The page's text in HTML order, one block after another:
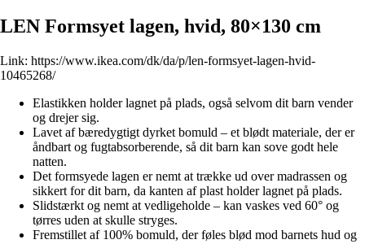
LEN Formsyet lagen, hvid, 80×130 cm
Link: https://www.ikea.com/dk/da/p/len-formsyet-lagen-hvid-
10465268/
Elastikken holder lagnet på plads, også selvom dit barn vender
og drejer sig.
Lavet af bæredygtigt dyrket bomuld – et blødt materiale, der er
åndbart og fugtabsorberende, så dit barn kan sove godt hele
natten.
Det formsyede lagen er nemt at trække ud over madrassen og
sikkert for dit barn, da kanten af plast holder lagnet på plads.
Slidstærkt og nemt at vedligeholde – kan vaskes ved 60° og
tørres uden at skulle stryges.
Fremstillet af 100% bomuld, der føles blød mod barnets hud og